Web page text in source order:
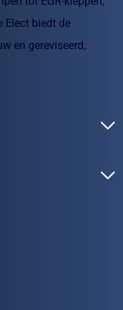
Elect biedt de
en gereviseerd,